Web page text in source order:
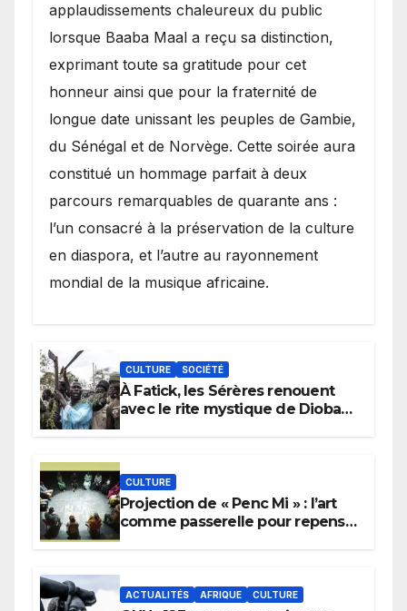
applaudissements chaleureux du public
lorsque Baaba Maal a reçu sa distinction,
exprimant toute sa gratitude pour cet
honneur ainsi que pour la fraternité de
longue date unissant les peuples de Gambie,
du Sénégal et de Norvège. Cette soirée aura
constitué un hommage parfait à deux
parcours remarquables de quarante ans :
l’un consacré à la préservation de la culture
en diaspora, et l’autre au rayonnement
mondial de la musique africaine.
CULTURE SOCIÉTÉ
À Fatick, les Sérères renouent
avec le rite mystique de Diobaye
CULTURE
Projection de « Penc Mi » : l’art
comme passerelle pour repenser
ACTUALITÉS AFRIQUE CULTURE